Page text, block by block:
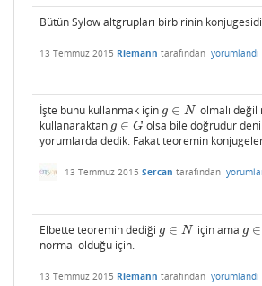
Bütün Sylow altgrupları birbirinin
13 Temmuz 2015 Riemann tarafından yorumlandı
İşte bunu kullanmak için g ∈ N
g ∈N
olmalı
kullanaraktan g ∈ G
g ∈G
olsa bile doğrudur
yorumlarda dedik. Fakat teoremin
13 Temmuz 2015 Sercan tarafından
Elbette teoremin dediği g ∈ N
g ∈N için ama g ∈
g∈
normal olduğu için.
13 Temmuz 2015 Riemann tarafından yorumlandı